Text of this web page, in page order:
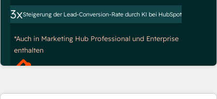
3xSteigerung der Lead-Conversion-Rate durch KI bei HubSpot
*Auch in Marketing Hub Professional und Enterprise
enthalten